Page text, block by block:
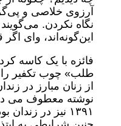
آرزوی خلاصی و
نگاه نکردن.
این‌گونه‌اند، وای
فائزه با یک کاسه
طلب» چوب تکفیر را
از زنان مبارز در
نوشته معطوف می
۱۳۹۱ نیز در